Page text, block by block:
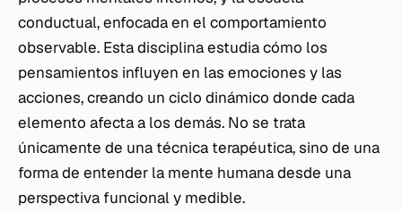
conductual, enfocada en el comportamiento
observable. Esta disciplina estudia cómo los
pensamientos influyen en las emociones y las
acciones, creando un ciclo dinámico donde cada
elemento afecta a los demás. No se trata
únicamente de una técnica terapéutica, sino de una
forma de entender la mente humana desde una
perspectiva funcional y medible.